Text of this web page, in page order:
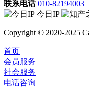
联系电话 010-82194003
今日IP
Copyright © 2020-2025
首页
会员服务
社会服务
电话咨询